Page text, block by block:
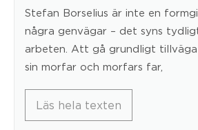
Stefan Borselius är inte en
några genvägar – det syns
arbeten. Att gå grundligt tillväga
sin morfar och morfars far,
Läs hela texten